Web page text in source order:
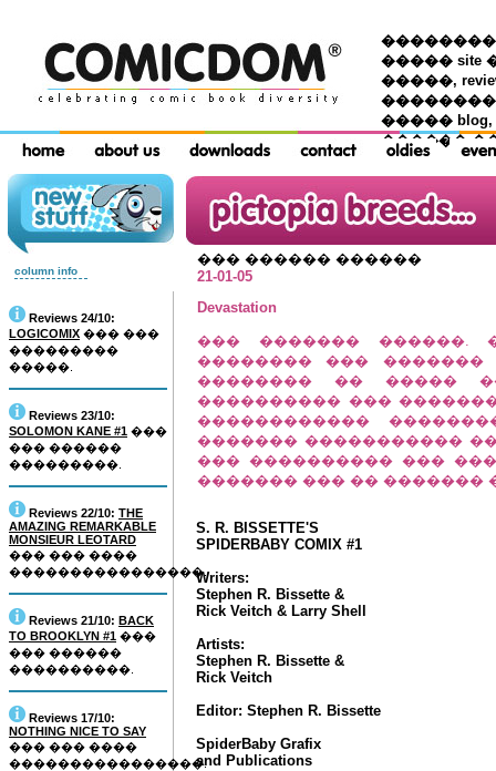
���������
����� site
�����,
����� blog,
������
column info
Reviews 24/10:
LOGICOMIX ��� ���
���������
�����.
Reviews 23/10:
SOLOMON KANE #1 ���
��� ������
���������.
Reviews 22/10: THE
AMAZING REMARKABLE
MONSIEUR LEOTARD
��� ��� ����
����������������.
Reviews 21/10: BACK
TO BROOKLYN #1 ���
��� ������
����������.
Reviews 17/10:
NOTHING NICE TO SAY
��� ��� ����
����������������.
��� ������ ������
21-01-05
Devastation
��� ������� ������.
�������� ���
�������� �� �����
���������� ���
������������
������� �����������
��� ���������� ���
������� ��� �� �������
S. R. BISSETTE'S
SPIDERBABY COMIX #1
Writers:
Stephen R. Bissette &
Rick Veitch & Larry Shell
Artists:
Stephen R. Bissette &
Rick Veitch
Editor: Stephen R. Bissette
SpiderBaby Grafix
and Publications